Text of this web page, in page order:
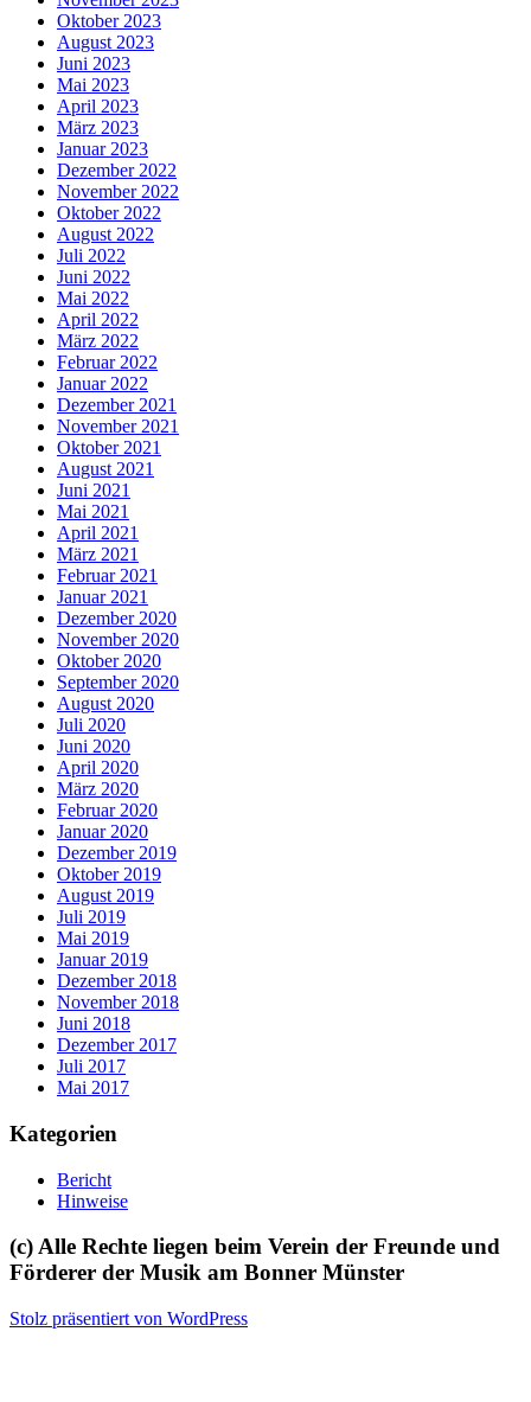
Oktober 2023
August 2023
Juni 2023
Mai 2023
April 2023
März 2023
Januar 2023
Dezember 2022
November 2022
Oktober 2022
August 2022
Juli 2022
Juni 2022
Mai 2022
April 2022
März 2022
Februar 2022
Januar 2022
Dezember 2021
November 2021
Oktober 2021
August 2021
Juni 2021
Mai 2021
April 2021
März 2021
Februar 2021
Januar 2021
Dezember 2020
November 2020
Oktober 2020
September 2020
August 2020
Juli 2020
Juni 2020
April 2020
März 2020
Februar 2020
Januar 2020
Dezember 2019
Oktober 2019
August 2019
Juli 2019
Mai 2019
Januar 2019
Dezember 2018
November 2018
Juni 2018
Dezember 2017
Juli 2017
Mai 2017
Kategorien
Bericht
Hinweise
(c) Alle Rechte liegen beim Verein der Freunde und
Förderer der Musik am Bonner Münster
Stolz präsentiert von WordPress